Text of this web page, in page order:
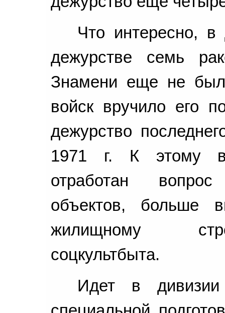
Что интересно,
дежурстве семь
Знамени еще не
войск вручило его
дежурство
1971 г. К этому
отработан
объектов, больше
жилищному
соцкультбыта.
Идет в дивизии